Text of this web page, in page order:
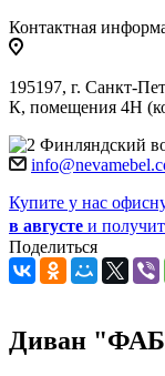
Контактная
195197, г. Санкт-
К, помещения 4Н
Финляндский
Купите у нас
в августе и
Поделиться
Диван